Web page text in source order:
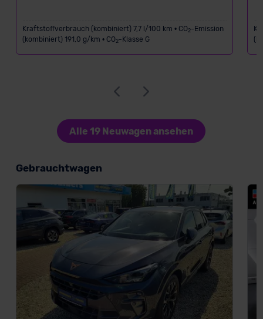
Kraftstoffverbrauch (kombiniert) 7,7 l/100 km • CO2-Emission
(kombiniert) 191,0 g/km • CO2-Klasse G
Alle 19 Neuwagen ansehen
Gebrauchtwagen